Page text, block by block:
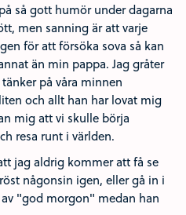
så gott humör under dagarna
men sanning är att varje
för att försöka sova så kan
än min pappa. Jag gråter
på våra minnen
och allt han har lovat mig
mig att vi skulle börja
resa runt i världen.
jag aldrig kommer att få se
någonsin igen, eller gå in i
"god morgon" medan han